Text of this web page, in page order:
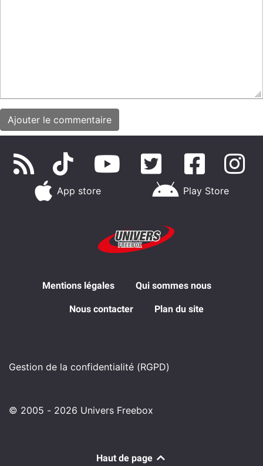
App store Play Store
Mentions légales Qui sommes nous
Nous contacter Plan du site
Gestion de la confidentialité (RGPD)
© 2005 - 2026 Univers Freebox
Haut de page